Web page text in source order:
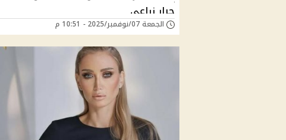
جرار زراعي
الجمعة 07/نوفمبر/2025 - 10:51 م